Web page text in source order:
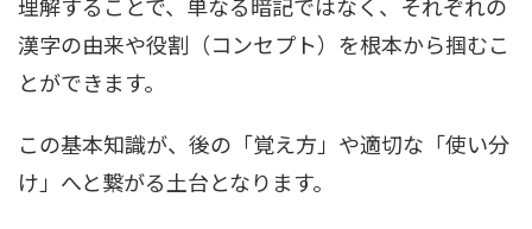
漢字の由来や役割（コンセプト）を根本から掴むこ
とができます。
この基本知識が、後の「覚え方」や適切な「使い分
け」へと繋がる土台となります。